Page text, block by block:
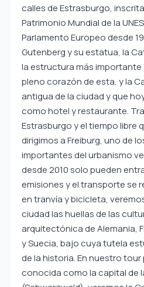
calles de Estrasburgo,
Patrimonio Mundial de la
Parlamento Europeo desde
Gutenberg y su estatua, la
la estructura más importante
pleno corazón de esta, y la
antigua de la ciudad y que
como hotel y restaurante.
Estrasburgo y el tiempo libre
dirigimos a Freiburg, uno de
importantes del urbanismo
desde 2010 solo pueden
emisiones y el transporte se
en tranvía y bicicleta,
ciudad las huellas de las
arquitectónica de Alemania,
y Suecia, bajo cuya tutela
de la historia. En nuestro tour
conocida como la capital de